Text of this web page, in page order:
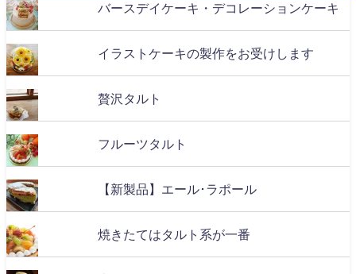
バースデイケーキ・デコレーションケーキ
イラストケーキの製作をお受けします
贅沢タルト
フルーツタルト
【新製品】エール･ラポール
焼きたてはタルト系が一番